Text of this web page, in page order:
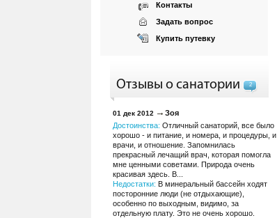
Контакты
Задать вопрос
Купить путевку
Отзывы о санатории 2
01 дек 2012
Зоя
Достоинства: Отличный санаторий, все было
хорошо - и питание, и номера, и процедуры, и
врачи, и отношение. Запомнилась
прекрасный лечащий врач, которая помогла
мне ценными советами. Природа очень
красивая здесь. В...
Недостатки: В минеральный бассейн ходят
посторонние люди (не отдыхающие),
особенно по выходным, видимо, за
отдельную плату. Это не очень хорошо.